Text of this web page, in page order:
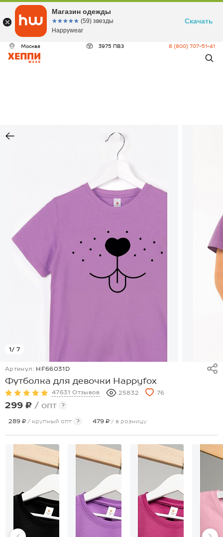
Москва 3975 ПВЗ 8 (800) 707-51-41
1/ 7
Артикул: HF66031D
Футболка для девочки Happyfox
47631 Отзывов 25832 76
299 ₽ / опт ?
289 ₽ / крупный опт ? 479 ₽ / в розницу
Магазин одежды
☆☆☆☆☆
★★★★★ (59) звезды
Happywear
Скачать